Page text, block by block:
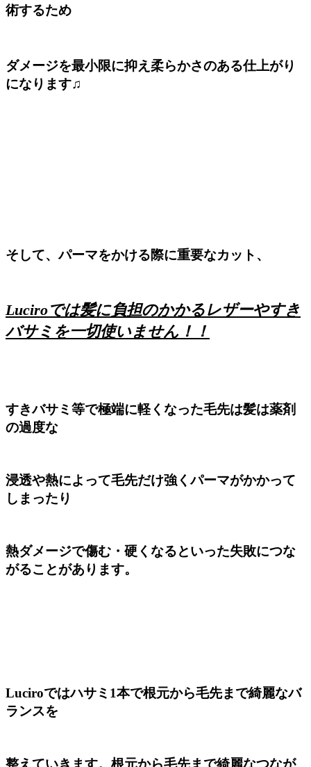
術するため
ダメージを最小限に抑え柔らかさのある仕上がり
になります♫
そして、パーマをかける際に重要なカット、
Luciroでは髪に負担のかかるレザーやすき
バサミを一切使いません！！
すきバサミ等で極端に軽くなった毛先は髪は薬剤
の過度な
浸透や熱によって毛先だけ強くパーマがかかって
しまったり
熱ダメージで傷む・硬くなるといった失敗につな
がることがあります。
Luciroではハサミ1本で根元から毛先まで綺麗なバ
ランスを
整えていきます。根元から毛先まで綺麗なつなが